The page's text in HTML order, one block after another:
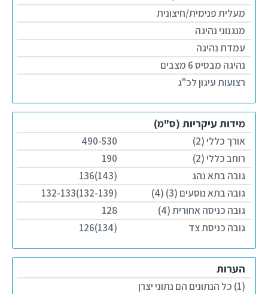
מעלית פנימית/חיצונית
מנגנוני נהיגה
עמדת נהיגה
נהיגה מבסיס 6 מצבים
רצועות עיגון לכ"ג
מידות עיקריות (ס"מ)
אורך כללי (2)
490-530
רוחב כללי (2)
190
גובה בתא נהג
(143)136
גובה בתא נוסעים (3) (4)
(132-139)132-133
גובה כניסה אחורית (4)
128
גובה כניסת צד
(134)126
הערות
(1) כל הנתונים הם נתוני יצרן